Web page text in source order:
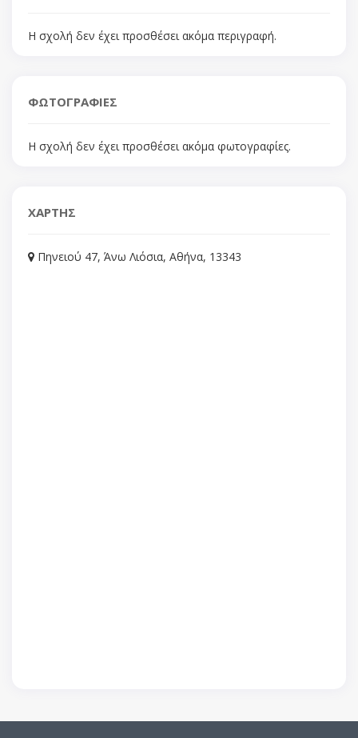
Η σχολή δεν έχει προσθέσει ακόμα περιγραφή.
ΦΩΤΟΓΡΑΦΙΕΣ
Η σχολή δεν έχει προσθέσει ακόμα φωτογραφίες.
ΧΑΡΤΗΣ
Πηνειού 47, Άνω Λιόσια, Αθήνα, 13343